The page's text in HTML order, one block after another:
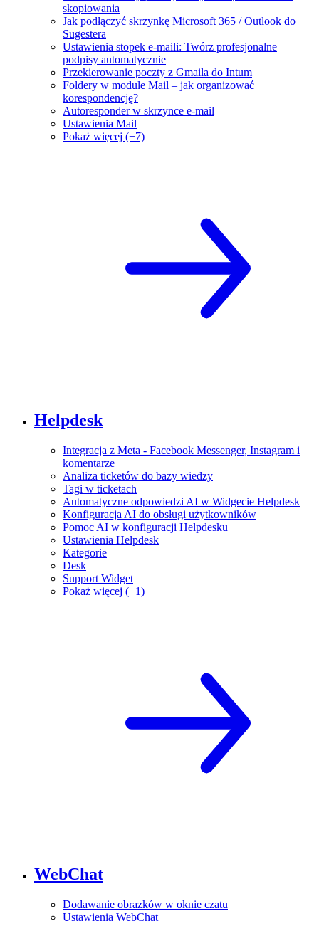
skopiowania
Jak podłączyć skrzynkę Microsoft 365 / Outlook do
Sugestera
Ustawienia stopek e-maili: Twórz profesjonalne
podpisy automatycznie
Przekierowanie poczty z Gmaila do Intum
Foldery w module Mail – jak organizować
korespondencję?
Autoresponder w skrzynce e-mail
Ustawienia Mail
Pokaż więcej (+7)
Helpdesk
Integracja z Meta - Facebook Messenger, Instagram i
komentarze
Analiza ticketów do bazy wiedzy
Tagi w ticketach
Automatyczne odpowiedzi AI w Widgecie Helpdesk
Konfiguracja AI do obsługi użytkowników
Pomoc AI w konfiguracji Helpdesku
Ustawienia Helpdesk
Kategorie
Desk
Support Widget
Pokaż więcej (+1)
WebChat
Dodawanie obrazków w oknie czatu
Ustawienia WebChat